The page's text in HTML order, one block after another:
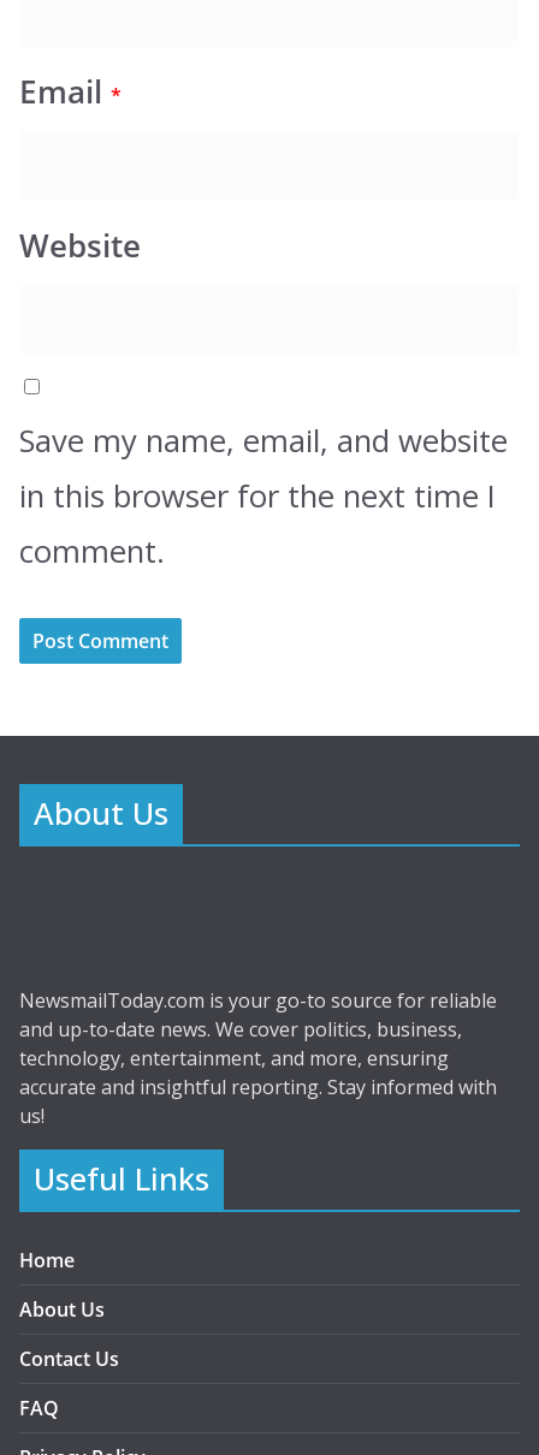
Email *
Website
Save my name, email, and website
in this browser for the next time I
comment.
About Us
NewsmailToday.com is your go-to source for reliable
and up-to-date news. We cover politics, business,
technology, entertainment, and more, ensuring
accurate and insightful reporting. Stay informed with
us!
Useful Links
Home
About Us
Contact Us
FAQ